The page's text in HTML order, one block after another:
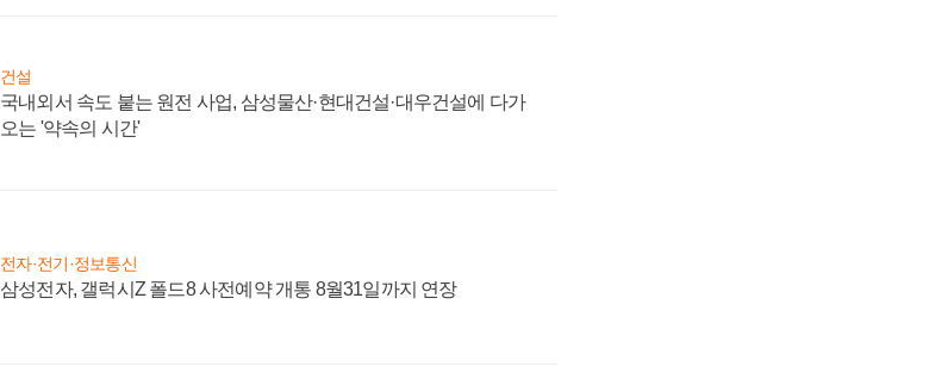
건설
국내외서 속도 붙는 원전 사업, 삼성물산·현대건설·대우건설에 다가
오는 '약속의 시간'
전자·전기·정보통신
삼성전자, 갤럭시Z 폴드8 사전예약 개통 8월31일까지 연장